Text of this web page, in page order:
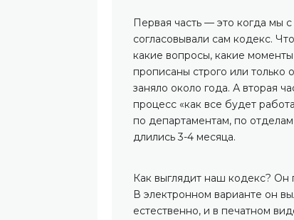
Первая часть — это когда мы
согласовывали сам кодекс.
какие вопросы, какие
прописаны строго или
заняло около года. А вторая
процесс «как все будет
по департаментам, по
длились 3-4 месяца.
Как выглядит наш кодекс? Он
В электронном варианте он
естественно, и в печатном